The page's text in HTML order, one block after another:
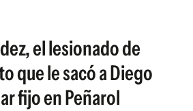
el lesionado de
que le sacó a Diego
fijo en Peñarol